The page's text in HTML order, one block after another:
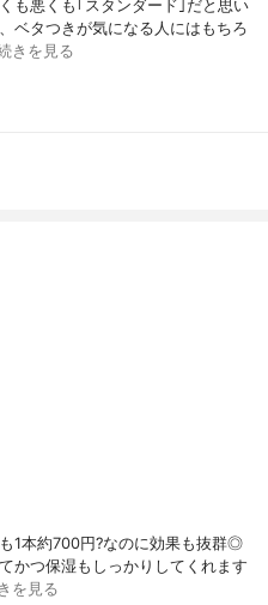
も悪くも｢スタンダード｣だと思い
ベタつきが気になる人にはもちろ
きを見る
1本約700円?なのに効果も抜群◎
かつ保湿もしっかりしてくれます
を見る